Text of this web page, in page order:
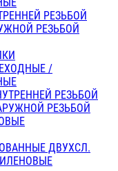
РЕЗЬБОЙ
РЕЗЬБОЙ
/
РЕЗЬБОЙ
РЕЗЬБОЙ
ДВУХСЛ.